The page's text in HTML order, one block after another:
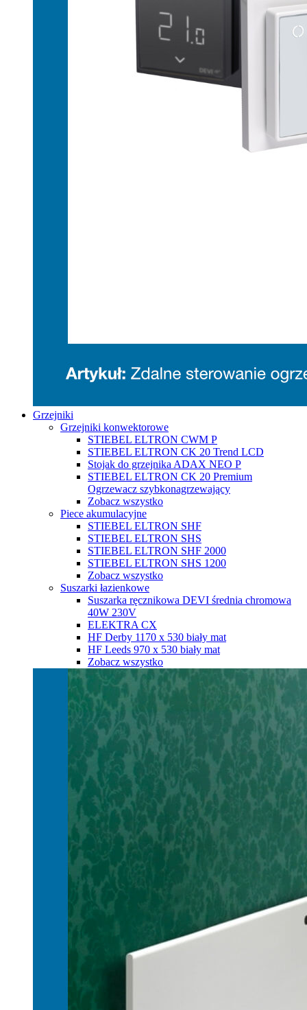
Grzejniki
Grzejniki konwektorowe
STIEBEL ELTRON CWM P
STIEBEL ELTRON CK 20 Trend LCD
Stojak do grzejnika ADAX NEO P
STIEBEL ELTRON CK 20 Premium
Ogrzewacz szybkonagrzewający
Zobacz wszystko
Piece akumulacyjne
STIEBEL ELTRON SHF
STIEBEL ELTRON SHS
STIEBEL ELTRON SHF 2000
STIEBEL ELTRON SHS 1200
Zobacz wszystko
Suszarki łazienkowe
Suszarka ręcznikowa DEVI średnia chromowa
40W 230V
ELEKTRA CX
HF Derby 1170 х 530 biały mat
HF Leeds 970 х 530 biały mat
Zobacz wszystko